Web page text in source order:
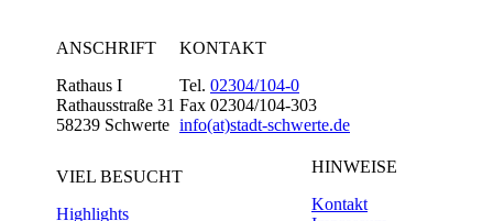
ANSCHRIFT
Rathaus I
Rathausstraße 31
58239 Schwerte
KONTAKT
Tel. 02304/104-0
Fax 02304/104-303
info(at)stadt-schwerte.de
VIEL BESUCHT
Highlights
HINWEISE
Kontakt